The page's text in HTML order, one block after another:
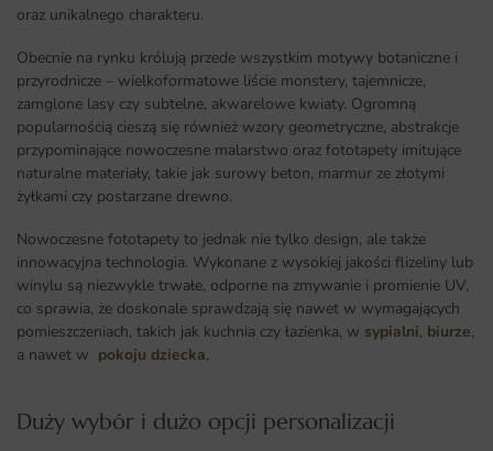
oraz unikalnego charakteru.
Obecnie na rynku królują przede wszystkim motywy botaniczne i
przyrodnicze – wielkoformatowe liście monstery, tajemnicze,
zamglone lasy czy subtelne, akwarelowe kwiaty. Ogromną
popularnością cieszą się również wzory geometryczne, abstrakcje
przypominające nowoczesne malarstwo oraz fototapety imitujące
naturalne materiały, takie jak surowy beton, marmur ze złotymi
żyłkami czy postarzane drewno.
Nowoczesne fototapety to jednak nie tylko design, ale także
innowacyjna technologia. Wykonane z wysokiej jakości flizeliny lub
winylu są niezwykle trwałe, odporne na zmywanie i promienie UV,
co sprawia, że doskonale sprawdzają się nawet w wymagających
pomieszczeniach, takich jak kuchnia czy łazienka, w sypialni, biurze,
a nawet w pokoju dziecka,
Duży wybór i dużo opcji personalizacji ​